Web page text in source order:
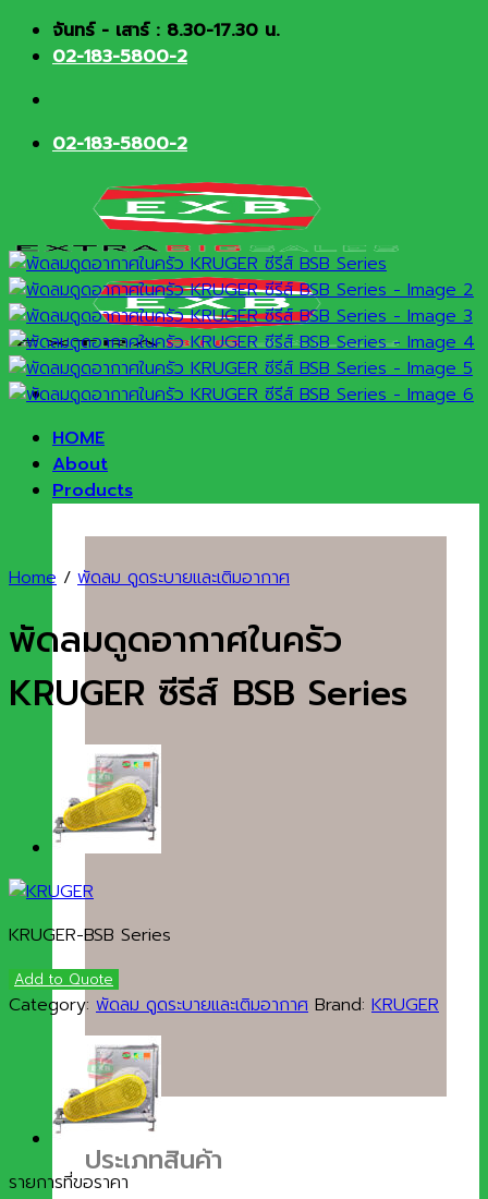
Skip จันทร์ - เสาร์ : 8.30-17.30 น.
02-183-5800-2
02-183-5800-2
HOME
About
Products
ประเภทสินค้า
Home / พัดลม ดูดระบายและเติมอากาศ
พัดลมดูดอากาศในครัว
KRUGER ซีรีส์ BSB Series
KRUGER-BSB Series
Add to Quote
Category: พัดลม ดูดระบายและเติมอากาศ Brand: KRUGER
รายการที่ขอราคา